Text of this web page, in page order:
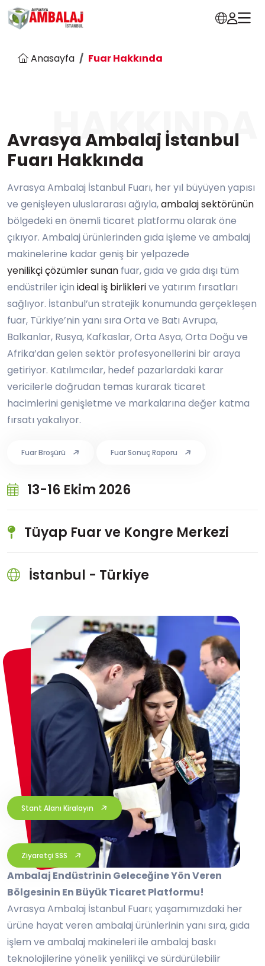
Anasayfa Fuar Hakkında
Avrasya Ambalaj İstanbul
Fuarı Hakkında
HAKKINDA
Avrasya Ambalaj İstanbul Fuarı, her yıl büyüyen yapısı
ve genişleyen uluslararası ağıyla,ambalaj sektörünün
bölgedeki en önemli ticaret platformu olarak öne
çıkıyor. Ambalaj ürünlerinden gıda işleme ve ambalaj
makinelerine kadar geniş bir yelpazede
yenilikçi çözümler sunan fuar, gıda ve gıda dışı tüm
endüstriler için ideal iş birliklerive yatırım fırsatları
sağlıyor. İstanbul’un stratejik konumunda gerçekleşen
fuar, Türkiye’nin yanı sıra Orta ve Batı Avrupa,
Balkanlar, Rusya, Kafkaslar, Orta Asya, Orta Doğu ve
Afrika’dan gelen sektör profesyonellerini bir araya
getiriyor. Katılımcılar, hedef pazarlardaki karar
vericilerle doğrudan temas kurarak ticaret
hacimlerini genişletme ve markalarına değer katma
fırsatı yakalıyor.
Fuar Broşürü Fuar Sonuç Raporu
13-16 Ekim 2026
Tüyap Fuar ve Kongre Merkezi
İstanbul - Türkiye
Stant Alanı Kiralayın
Ziyaretçi SSS
Ambalaj Endüstrinin Geleceğine Yön Veren
Bölgesinin En Büyük Ticaret Platformu!
Avrasya Ambalaj İstanbul Fuarı; yaşamımızdaki her
ürüne hayat veren ambalaj ürünlerinin yanı sıra, gıda
işlem ve ambalaj makineleri ile ambalaj baskı
teknolojilerine yönelik yenilikçi ve sürdürülebilir